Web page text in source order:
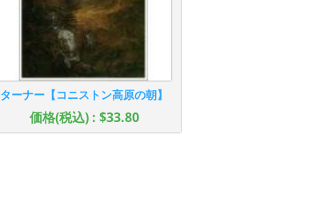
ターナー【コニストン高原の朝】
価格(税込) : $33.80